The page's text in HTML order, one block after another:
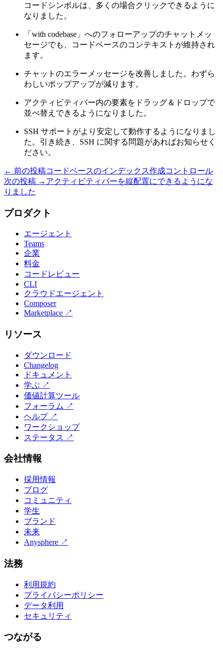
コードシンボルは、多くの場合クリックできるように
なりました。
「with codebase」へのフォローアップのチャットメッ
セージでも、コードベースのコンテキストが維持され
ます。
チャットのエラーメッセージを改善しました。わずら
わしいポップアップが減ります。
アクティビティバー内の要素をドラッグ＆ドロップで
並べ替えできるようになりました。
SSH サポートがより安定して動作するようになりまし
た。引き続き、SSH に関する問題があればお知らせく
ださい。
← 前の投稿コードベースのインデックス作成コントロール
次の投稿 → アクティビティバーを縦配置にできるようにな
りました
プロダクト
エージェント
Teams
企業
料金
コードレビュー
CLI
クラウドエージェント
Composer
Marketplace ↗
リソース
ダウンロード
Changelog
ドキュメント
学ぶ ↗
価値計算ツール
フォーラム ↗
ヘルプ↗
ワークショップ
ステータス ↗
会社情報
採用情報
ブログ
コミュニティ
学生
ブランド
未来
Anysphere ↗
法務
利用規約
プライバシーポリシー
データ利用
セキュリティ
つながる